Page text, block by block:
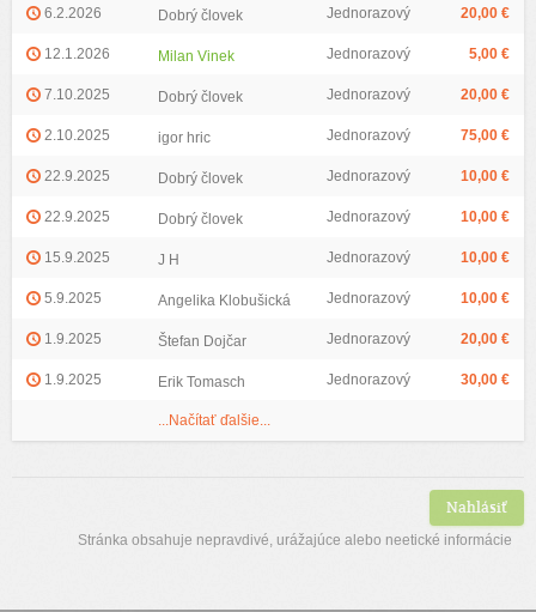
6.2.2026 Dobrý človek Jednorazový 20,00 €
12.1.2026 Milan Vinek Jednorazový 5,00 €
7.10.2025 Dobrý človek Jednorazový 20,00 €
2.10.2025 igor hric Jednorazový 75,00 €
22.9.2025 Dobrý človek Jednorazový 10,00 €
22.9.2025 Dobrý človek Jednorazový 10,00 €
15.9.2025 J H Jednorazový 10,00 €
5.9.2025 Angelika Klobušická Jednorazový 10,00 €
1.9.2025 Štefan Dojčar Jednorazový 20,00 €
1.9.2025 Erik Tomasch Jednorazový 30,00 €
...Načítať ďalšie...
Nahlásiť
Stránka obsahuje nepravdivé, urážajúce alebo neetické informácie